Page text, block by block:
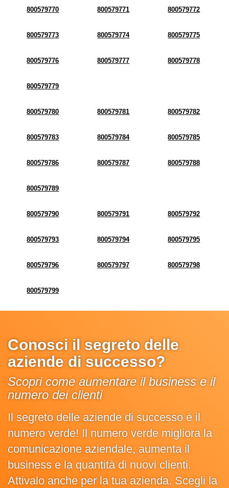
800579770 800579771 800579772
800579773 800579774 800579775
800579776 800579777 800579778
800579779
800579780 800579781 800579782
800579783 800579784 800579785
800579786 800579787 800579788
800579789
800579790 800579791 800579792
800579793 800579794 800579795
800579796 800579797 800579798
800579799
Conosci il segreto delle
aziende di successo?
Scopri come aumentare il business e il
numero dei clienti
Il segreto delle aziende di successo è il
numero verde! Il numero verde migliora la
comunicazione aziendale, aumenta il
business e la quantità di nuovi clienti.
Attivalo anche per la tua azienda. Scegli la